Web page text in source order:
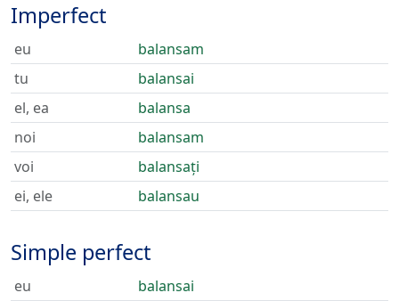
Imperfect
eu
balansam
tu
balansai
el, ea
balansa
noi
balansam
voi
balansați
ei, ele
balansau
Simple perfect
eu
balansai